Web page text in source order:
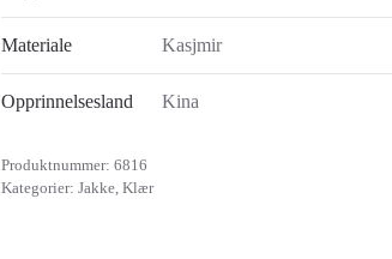
Materiale Kasjmir
Opprinnelsesland Kina
Produktnummer: 6816
Kategorier: Jakke Klær